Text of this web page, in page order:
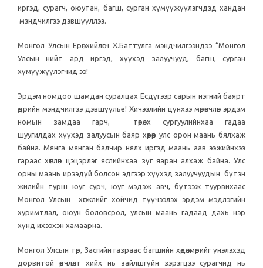
иргэд, сурагч, оюутан, багш, сурган хүмүүжүүлэгчдэд хандан
мэндчилгээ дэвшүүллээ.
Монгол Улсын Ерөнхийлөгч Х.Баттулга мэндчилгээндээ “Монгол
Улсын нийт ард иргэд, хүүхэд залуучууд, багш, сурган
хүмүүжүүлэгчид ээ!
Эрдэм номдоо шамдан суралцах Есдүгээр сарын нэгний баярт
өдрийн мэндчилгээ дэвшүүлье! Хичээлийн цүнхээ мөрөвчлөн эрдэм
номын замдаа гарч, төрөлх сургуулийнхаа гадаа
шуугилдах хүүхэд залуусын баяр хөөрөөр улс орон маань бялхаж
байна. Мянга мянган балчир нялх иргэд маань аав ээжийнхээ
гараас хөтлөн цэцэрлэг яслийнхаа зүг яаран алхаж байна. Улс
орны маань ирээдүй болсон эдгээр хүүхэд залуучуудын бүтэн
жилийн турш юуг сурч, юуг мэдэж авч, бүтээж туурвихаас
Монгол Улсын хөгжлийг хойчид түүчээлэх эрдэм мэдлэгийн
хуримтлал, оюун боловсрол, улсын маань гадаад дахь нэр
хүнд ихээхэн хамаарна.
Монгол Улсын төр, Засгийн газраас багшийн хөдөлмөрийг үнэлэхэд
дорвитой өөрчлөлт хийх нь зайлшгүйн зэрэгцээ сурагчид нь